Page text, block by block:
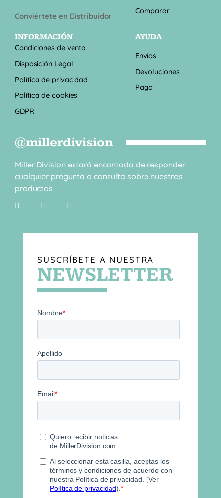
Conviértete en Distribuidor
Comparar
INFORMACIÓN
Condiciones de venta
Disposición Legal
Política de privacidad
Política de cookies
GDPR
AYUDA
Envíos
Devoluciones
Pago
@millerdivision
Miller Division estará encantada de responder
cualquier pregunta o consulta sobre nuestros
productos
SUSCRÍBETE A NUESTRA
NEWSLETTER